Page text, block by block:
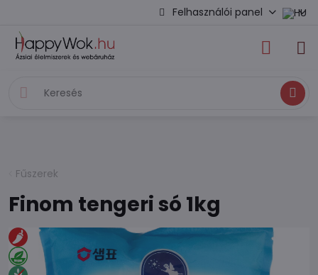
Felhasználói panel
Keresés
Fűszerek
Finom tengeri só 1kg